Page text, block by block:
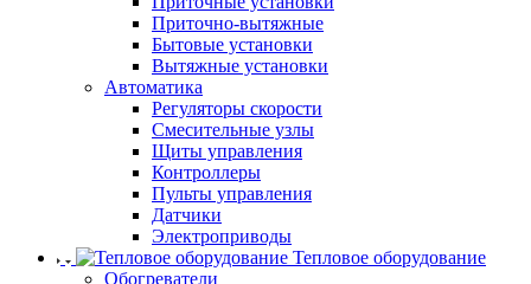
Приточно-вытяжные
Бытовые установки
Вытяжные установки
Автоматика
Регуляторы скорости
Смесительные узлы
Щиты управления
Контроллеры
Пульты управления
Датчики
Электроприводы
Тепловое оборудование
Обогреватели